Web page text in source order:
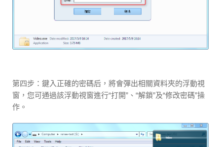
第四步：鍵入正確的密碼后，將會彈出相關資料夾的浮動視
窗，您可通過該浮動視窗進行“打開”、“解鎖”及“修改密碼”操
作。